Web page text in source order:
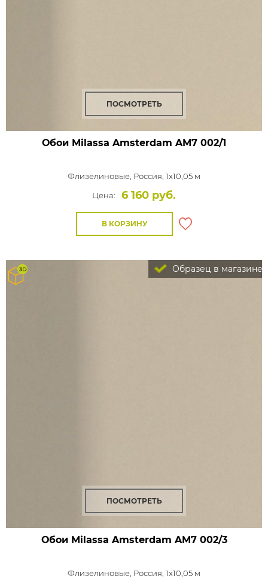
ПОСМОТРЕТЬ
Обои Milassa Amsterdam AM7 002/1
Флизелиновые, Россия, 1x10,05 м
Цена:
6 160 руб.
В КОРЗИНУ
Образец в магазине
ПОСМОТРЕТЬ
Обои Milassa Amsterdam AM7 002/3
Флизелиновые, Россия, 1x10,05 м